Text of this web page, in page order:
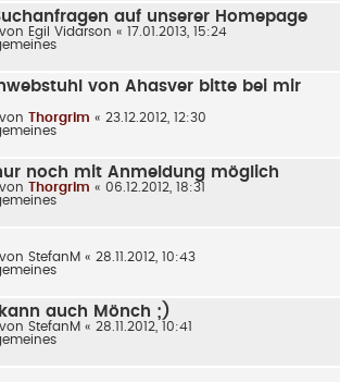
auf unserer Homepage
Egil Vidarson « 17.01.2013, 15:24
von Ahasver bitte bei mir
Thorgrim « 23.12.2012, 12:30
noch mit Anmeldung möglich
Thorgrim « 06.12.2012, 18:31
StefanM « 28.11.2012, 10:43
auch Mönch ;)
StefanM « 28.11.2012, 10:41